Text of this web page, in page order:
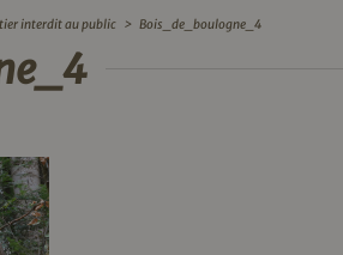
interdit au public > Bois_de_boulogne_4